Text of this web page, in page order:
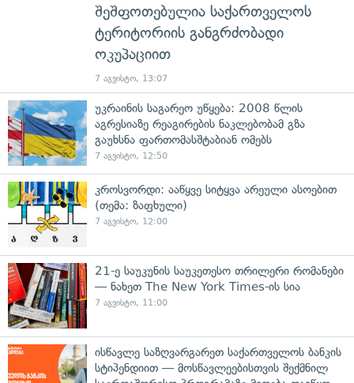
შეშფოთებულია საქართველოს
ტერიტორიის განგრძობადი
ოკუპაციით
7 აგვისტო, 13:07
უკრაინის საგარეო უწყება: 2008 წლის
აგრესიაზე რეაგირების ნაკლებობამ გზა
გაუხსნა ფართომასშტაბიან ომებს
7 აგვისტო, 12:50
კროსვორდი: ააწყვე სიტყვა არეული ასოებით
(თემა: ზაფხული)
7 აგვისტო, 12:00
21-ე საუკუნის საუკეთესო თრილერი რომანები
— ნახეთ The New York Times-ის სია
7 აგვისტო, 11:00
ისწავლე საზღვარგარეთ საქართველოს ბანკის
სტიპენდიით — მოსწავლეებისთვის შექმნილ